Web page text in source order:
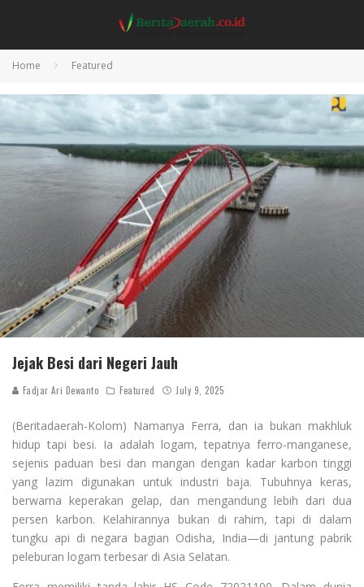
Home Featured
Jejak Besi dari Negeri Jauh
Fadjar Ari Dewanto Featured July 9, 2025
(Beritadaerah-Kolom) Namanya Ferra, dan ia bukan makhluk
hidup tapi besi. Ia adalah logam, tepatnya ferro-manganese,
sejenis paduan besi dan mangan dengan kadar karbon tinggi
yang lazim digunakan untuk industri baja. Tubuhnya keras,
berwarna keperakan gelap, dan mengandung lebih dari dua
persen karbon. Kelahirannya bukan di rahim, tapi di dalam
tungku api di negara bagian Odisha, India—di jantung pabrik
peleburan logam terbesar di Asia Selatan.